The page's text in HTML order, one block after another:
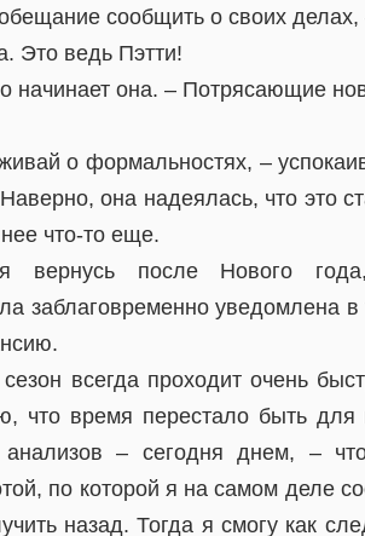
сообщить о своих делах,
Это ведь Пэтти!
начинает она. – Потрясающие
о формальностях, –
она надеялась, что это
что-то еще.
вернусь после Нового
заблаговременно уведомлена
всегда проходит очень
что время перестало быть для
анализов – сегодня днем, –
по которой я на самом деле
назад. Тогда я смогу как